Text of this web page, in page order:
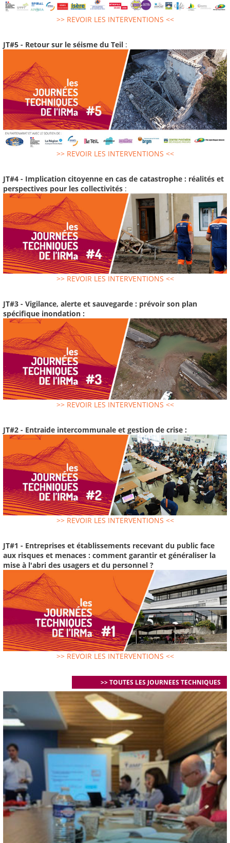
>> REVOIR LES INTERVENTIONS <<
JT#5 - Retour sur le séisme du Teil :
>> REVOIR LES INTERVENTIONS <<
JT#4 - Implication citoyenne en cas de catastrophe : réalités et
perspectives pour les collectivités :
>> REVOIR LES INTERVENTIONS <<
JT#3 - Vigilance, alerte et sauvegarde : prévoir son plan
spécifique inondation :
>> REVOIR LES INTERVENTIONS <<
JT#2 - Entraide intercommunale et gestion de crise :
>> REVOIR LES INTERVENTIONS <<
JT#1 - Entreprises et établissements recevant du public face
aux risques et menaces : comment garantir et généraliser la
mise à l'abri des usagers et du personnel ?
>> REVOIR LES INTERVENTIONS <<
>> TOUTES LES JOURNEES TECHNIQUES